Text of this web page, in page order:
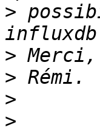
>
>
>
>
>